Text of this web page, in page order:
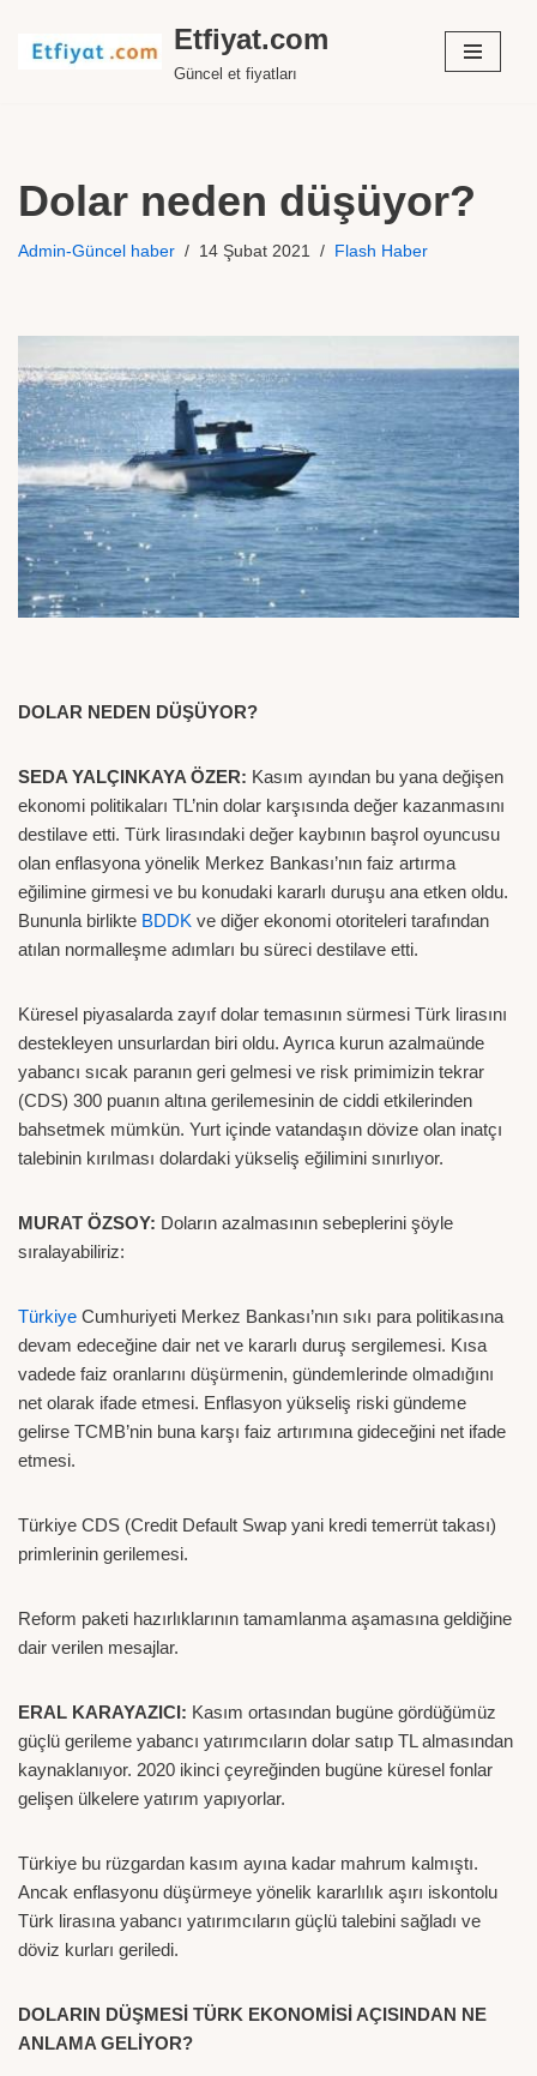
İçeriğe
Etfiyat.com
Güncel et fiyatları
Dolar neden düşüyor?
Admin-Güncel haber 14 Şubat 2021 Flash Haber
DOLAR NEDEN DÜŞÜYOR?
SEDA YALÇINKAYA ÖZER: Kasım ayından bu yana değişen
ekonomi politikaları TL’nin dolar karşısında değer kazanmasını
destilave etti. Türk lirasındaki değer kaybının başrol oyuncusu
olan enflasyona yönelik Merkez Bankası’nın faiz artırma
eğilimine girmesi ve bu konudaki kararlı duruşu ana etken oldu.
Bununla birlikte BDDK ve diğer ekonomi otoriteleri tarafından
atılan normalleşme adımları bu süreci destilave etti.
Küresel piyasalarda zayıf dolar temasının sürmesi Türk lirasını
destekleyen unsurlardan biri oldu. Ayrıca kurun azalmaünde
yabancı sıcak paranın geri gelmesi ve risk primimizin tekrar
(CDS) 300 puanın altına gerilemesinin de ciddi etkilerinden
bahsetmek mümkün. Yurt içinde vatandaşın dövize olan inatçı
talebinin kırılması dolardaki yükseliş eğilimini sınırlıyor.
MURAT ÖZSOY: Doların azalmasının sebeplerini şöyle
sıralayabiliriz:
Türkiye Cumhuriyeti Merkez Bankası’nın sıkı para politikasına
devam edeceğine dair net ve kararlı duruş sergilemesi. Kısa
vadede faiz oranlarını düşürmenin, gündemlerinde olmadığını
net olarak ifade etmesi. Enflasyon yükseliş riski gündeme
gelirse TCMB’nin buna karşı faiz artırımına gideceğini net ifade
etmesi.
Türkiye CDS (Credit Default Swap yani kredi temerrüt takası)
primlerinin gerilemesi.
Reform paketi hazırlıklarının tamamlanma aşamasına geldiğine
dair verilen mesajlar.
ERAL KARAYAZICI: Kasım ortasından bugüne gördüğümüz
güçlü gerileme yabancı yatırımcıların dolar satıp TL almasından
kaynaklanıyor. 2020 ikinci çeyreğinden bugüne küresel fonlar
gelişen ülkelere yatırım yapıyorlar.
Türkiye bu rüzgardan kasım ayına kadar mahrum kalmıştı.
Ancak enflasyonu düşürmeye yönelik kararlılık aşırı iskontolu
Türk lirasına yabancı yatırımcıların güçlü talebini sağladı ve
döviz kurları geriledi.
DOLARIN DÜŞMESİ TÜRK EKONOMİSİ AÇISINDAN NE
ANLAMA GELİYOR?